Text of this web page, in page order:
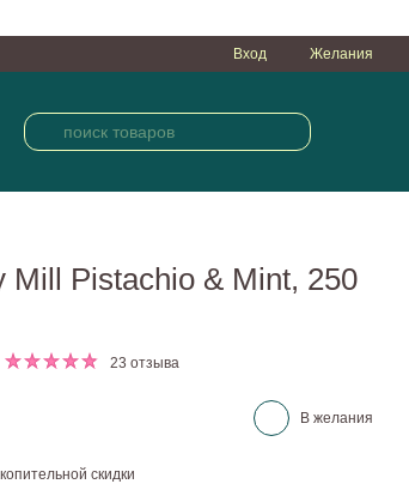
Вход Желания
Mill Pistachio & Mint, 250
23 отзыва
В желания
скидки